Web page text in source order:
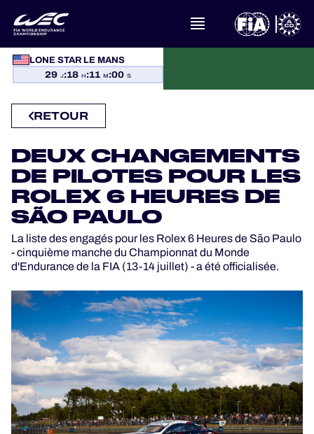
LONE STAR LE MANS
29 J:18 H:11 M:00 S
À PROPOS DU FIA WEC
ACTUALITÉS
CLASSEMENTS
RÉSULTATS
LA GRILLE
OÙ REGARDER
PROGRAMMES OFFICIELS
JEU OFFICIEL
HOSPITALITÉS
RETOUR
DEUX CHANGEMENTS
DE PILOTES POUR LES
ROLEX 6 HEURES DE
SÃO PAULO
La liste des engagés pour les Rolex 6 Heures de São Paulo
- cinquième manche du Championnat du Monde
d'Endurance de la FIA (13-14 juillet) - a été officialisée.